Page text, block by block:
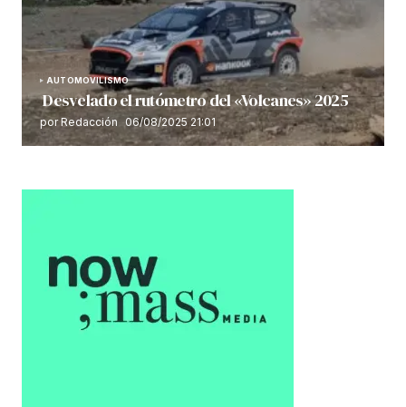
AUTOMOVILISMO
Desvelado el rutómetro del «Volcanes» 2025
por Redacción 06/08/2025 21:01